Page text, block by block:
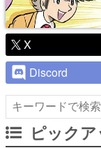
X
Discord
ピック